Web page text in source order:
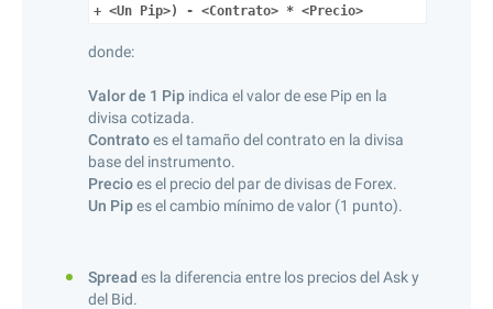
+ <Un Pip>) - <Contrato> * <Precio>
donde:
Valor de 1 Pip indica el valor de ese Pip en la
divisa cotizada.
Contratoes el tamaño del contrato en la divisa
base del instrumento.
Precioes el precio del par de divisas de Forex.
Un Pipes el cambio mínimo de valor (1 punto).
Spread es la diferencia entre los precios del Ask y
del Bid.